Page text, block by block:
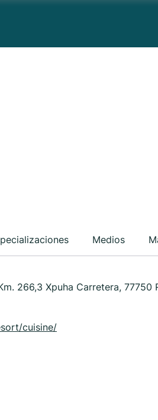
Medios
266,3 Xpuha Carretera, 77750
cuisine/